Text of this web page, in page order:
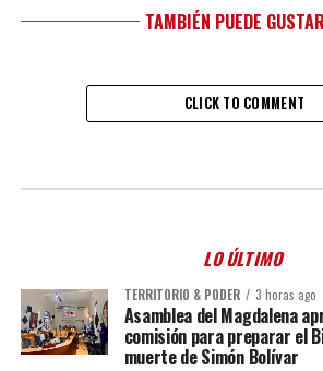
TAMBIÉN PUEDE
CLICK TO COMMENT
LO ÚLTIMO
TERRITORIO & PODER 3 horas ago
Asamblea del Magdalena
comisión para preparar el
muerte de Simón Bolívar